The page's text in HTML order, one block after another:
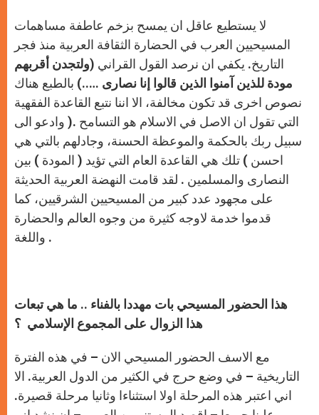
لا يستطيع عاقل ان يمسح بزخم عاطفة مساهمات
المسيحيين العرب في الحضارة الثقافة العربية منذ فجر
التاريخ. يكفي ان نرصد القول القراني (ولتجدن أقربهم
مودة للذين آمنوا الذين قالوا إنا نصارى …..
) بالطبع هناك
نصوص اخرى قد تكون مخالفة، الا اننا نتبع القاعدة الفقهية
التي تقول ان الاصل في الاسلام هو التسامح .( وادعو الى
سبيل ربك بالحكمة والموعظة الحسنة، وجادلهم بالتي هي
احسن ) تلك هي القاعدة العام التي تؤيد ( المودة ) بين
النصارى والمسلمين . لقد قامت النهضة العربية الحديثة
على مجهود عدد كبير من المسيحيين الشرقيين، كما
قدموا خدمة لاوجه كثيرة من وجوه العالم والحضارة
واللغة .
هذا الحضور المسيحي بات مهددا بالفناء .. ما هي تبعات
هذا الزوال على المجموع الإسلامي ؟
مع الاسف الحضور المسيحي الان – في هذه الفترة
التاريخية – في وضع حرج في الكثير من الدول العربية. الا
اني اعتبر هذه المرحلة اولا استثناءا وثانيا مرحلة قصيرة.